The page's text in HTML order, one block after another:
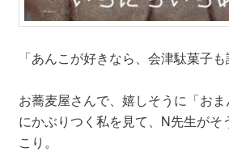
「あんこが好きなら、会津駄菓子も
お蕎麦屋さんで、嬉しそうに「おま
にかぶりつく私を見て、N先生がそ
こり。